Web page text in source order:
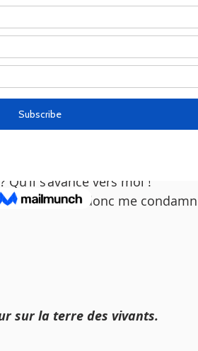
barbe.
outrages, c’est pourquoi j’ai
pas confondu.
ensemble !
s’avance vers moi !
; qui donc me
sur la terre des vivants.